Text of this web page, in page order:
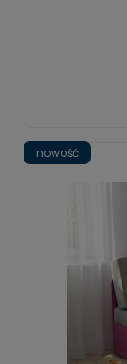
nowość